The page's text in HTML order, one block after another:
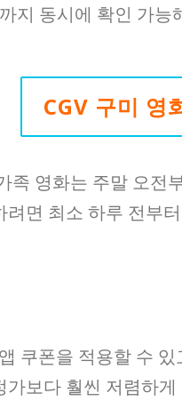
지 동시에 확인 가
CGV 구미 영
족 영화는 주말 오전
면 최소 하루 전부
쿠폰을 적용할 수
가보다 훨씬 저렴하